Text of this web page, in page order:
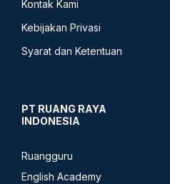
Kontak Kami
Kebijakan Privasi
Syarat dan Ketentuan
PT RUANG RAYA
INDONESIA
Ruangguru
English Academy